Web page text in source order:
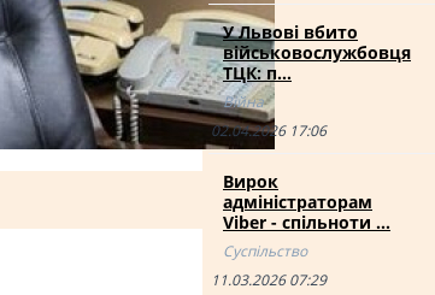
У Львові вбито
військовослужбовця
ТЦК: п…
Війна
02.04.2026 17:06
Вирок
адміністраторам
Viber - спільноти …
Суспільство
11.03.2026 07:29